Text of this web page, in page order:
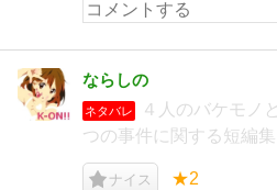
ならしの
ネタバレ
４人のバケモノ
つの事件に関する短編集
ナイス ★2